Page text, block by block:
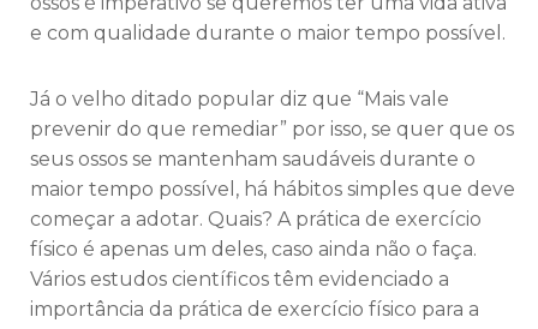
e com qualidade durante o maior tempo possível.
Já o velho ditado popular diz que “Mais vale
prevenir do que remediar” por isso, se quer que os
seus ossos se mantenham saudáveis durante o
maior tempo possível, há hábitos simples que deve
começar a adotar. Quais? A prática de exercício
físico é apenas um deles, caso ainda não o faça.
Vários estudos científicos têm evidenciado a
importância da prática de exercício físico para a